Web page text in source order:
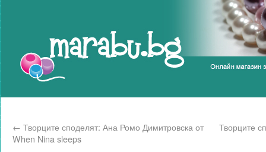
← Творците споделят: Ана Ромо Димитровска от
When Nina sleeps
Творците